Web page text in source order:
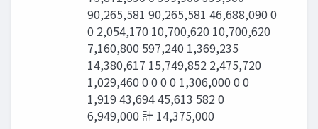
90,265,581 90,265,581 46,688,090 0
0 2,054,170 10,700,620 10,700,620
7,160,800 597,240 1,369,235
14,380,617 15,749,852 2,475,720
1,029,460 0 0 0 0 1,306,000 0 0
1,919 43,694 45,613 582 0
6,949,000 計 14,375,000